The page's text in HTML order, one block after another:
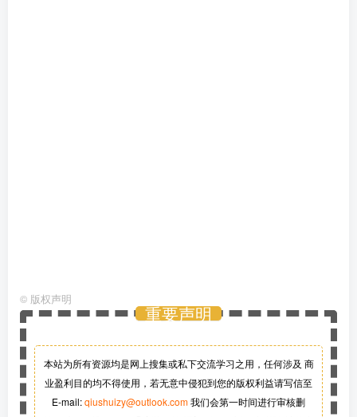
© 版权声明
重要声明
本站为所有资源均是网上搜集或私下交流学习之用，任何涉及 商
业盈利目的均不得使用，若无意中侵犯到您的版权利益请写信至
E-mail:qiushuizy@outlook.com我们会第一时间进行审核删